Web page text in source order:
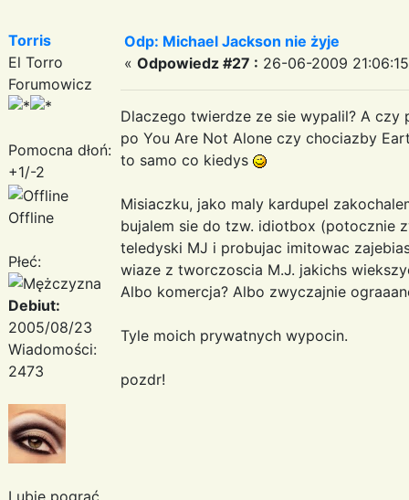
Torris
El Torro
Forumowicz
Pomocna dłoń:
+1/-2
Offline
Płeć:
Debiut:
2005/08/23
Wiadomości:
2473
Lubie pograć
Odp: Michael Jackson nie żyje
« Odpowiedz #27 : 26-06-2009
Dlaczego twierdze ze sie wypalil? A
po You Are Not Alone czy chociazby
to samo co kiedys
Misiaczku, jako maly kardupel
bujalem sie do tzw. idiotbox (potocznie
teledyski MJ i probujac imitowac
wiaze z tworczoscia M.J. jakichs
Albo komercja? Albo zwyczajnie
Tyle moich prywatnych wypocin.
pozdr!